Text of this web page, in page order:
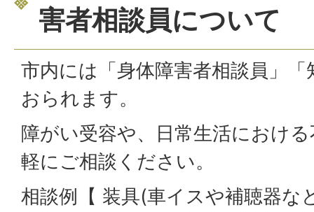
害者相談員について
市内には「身体障害者相談員」
おられます。
障がい受容や、日常生活におけ
軽にご相談ください。
相談例【 装具(車イスや補聴器な